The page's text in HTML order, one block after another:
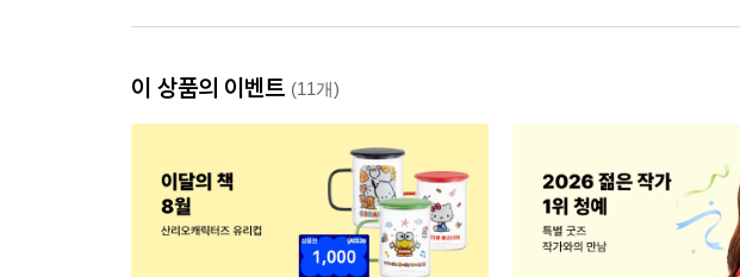
이 상품의 이벤트 (11개)